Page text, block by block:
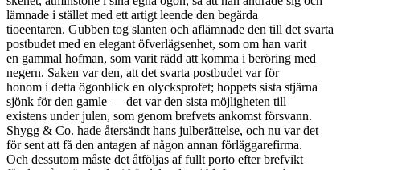
lämnade i stället med ett artigt leende den begärda
tioeentaren. Gubben tog slanten och aflämnade den till det svarta
postbudet med en elegant öfverlägsenhet, som om han varit
en gammal hofman, som varit rädd att komma i beröring med
negern. Saken var den, att det svarta postbudet var för
honom i detta ögonblick en olycksprofet; hoppets sista stjärna
sjönk för den gamle — det var den sista möjligheten till
existens under julen, som genom brefvets ankomst försvann.
Shygg & Co. hade återsändt hans julberättelse, och nu var det
för sent att få den antagen af någon annan förläggarefirma.
Och dessutom måste det åtföljas af fullt porto efter brefvikt